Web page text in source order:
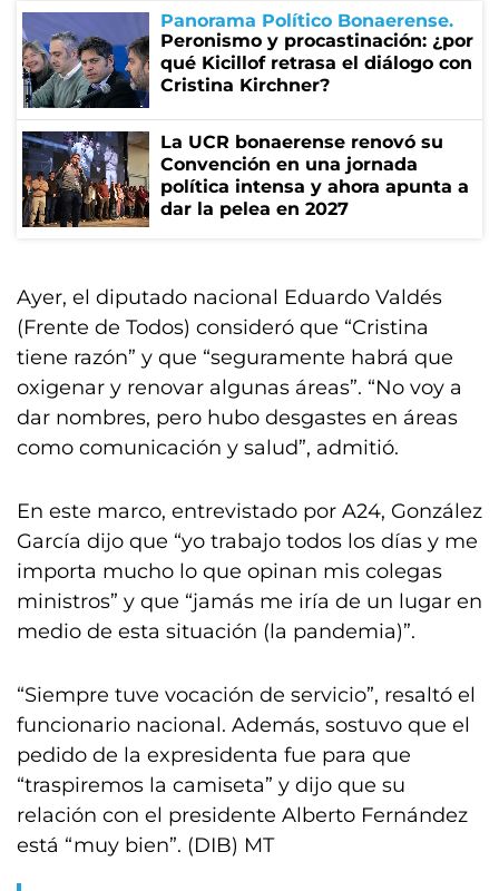
Panorama Político Bonaerense
Peronismo y procastinación: ¿por
qué Kicillof retrasa el diálogo con
Cristina Kirchner?
La UCR bonaerense renovó su
Convención en una jornada
política intensa y ahora apunta a
dar la pelea en 2027
Ayer, el diputado nacional Eduardo Valdés
(Frente de Todos) consideró que “Cristina
tiene razón” y que “seguramente habrá que
oxigenar y renovar algunas áreas”. “No voy a
dar nombres, pero hubo desgastes en áreas
como comunicación y salud”, admitió.
En este marco, entrevistado por A24, González
García dijo que “yo trabajo todos los días y me
importa mucho lo que opinan mis colegas
ministros” y que “jamás me iría de un lugar en
medio de esta situación (la pandemia)”.
“Siempre tuve vocación de servicio”, resaltó el
funcionario nacional. Además, sostuvo que el
pedido de la expresidenta fue para que
“traspiremos la camiseta” y dijo que su
relación con el presidente Alberto Fernández
está “muy bien”. (DIB) MT